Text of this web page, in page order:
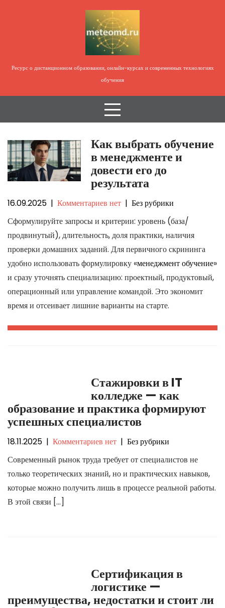
д
Ресурс о дистанционном образовании, онлайн-курсах и современных технологиях
обучения
Как выбрать обучение
в менеджменте и
довести его до
результата
16.09.2025 | Комментариев нет | Без рубрики
Сформулируйте запросы и критерии: уровень (база/
продвинутый), длительность, доля практики, наличия
проверки домашних заданий. Для первичного скрининга
удобно использовать формулировку «менеджмент обучение»
и сразу уточнять специализацию: проектный, продуктовый,
операционный или управление командой. Это экономит
время и отсеивает лишние варианты на старте.
Стажировки в IT
колледже — как
образование и практика формируют
успешных специалистов
18.11.2025 | Комментариев нет | Без рубрики
Современный рынок труда требует от специалистов не
только теоретических знаний, но и практических навыков,
которые можно получить лишь в процессе реальной работы.
В этой связи […]
Сертификация в
логистике —
преимущества, недостатки и стоит ли